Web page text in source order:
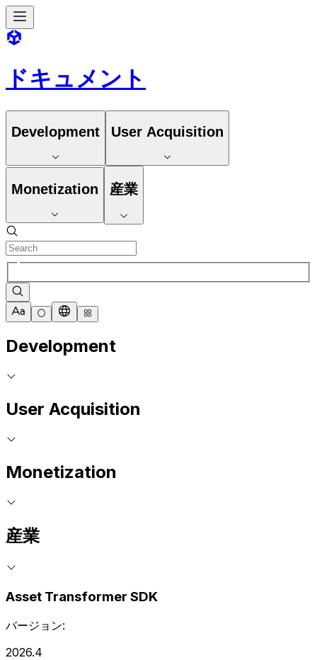
ドキュメント
Development User Acquisition
Monetization 産業
Development
User Acquisition
Monetization
産業
Asset Transformer SDK
バージョン:
2026.4